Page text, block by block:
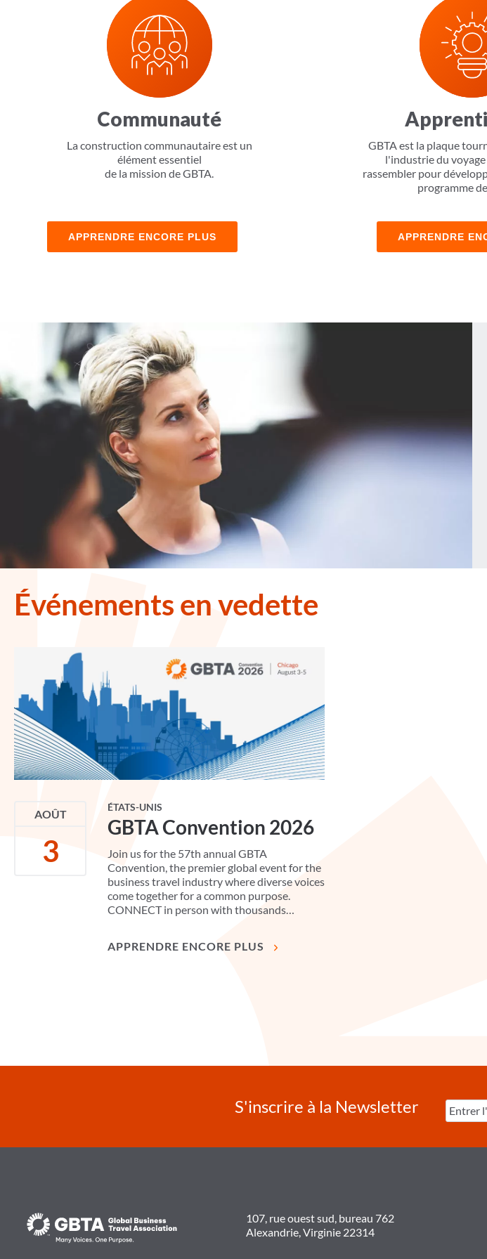
Communauté
La construction communautaire est un
élément essentiel
de la mission de GBTA.
APPRENDRE ENCORE PLUS
GBTA est la plaque
l'industrie du
rassembler pour
programme
APPRENDRE
Événements en vedette
AOÛT
3
ÉTATS-UNIS
GBTA Convention 2026
Join us for the 57th annual GBTA
Convention, the premier global event for the
business travel industry where diverse voices
come together for a common purpose.
CONNECT in person with thousands…
APPRENDRE ENCORE PLUS
S'inscrire à la Newsletter
107, rue ouest sud, bureau 762
Alexandrie, Virginie 22314